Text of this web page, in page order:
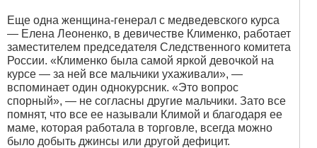
Еще одна женщина-генерал с медведевского курса
— Елена Леоненко, в девичестве Клименко, работает
заместителем председателя Следственного комитета
России. «Клименко была самой яркой девочкой на
курсе — за ней все мальчики ухаживали», —
вспоминает один однокурсник. «Это вопрос
спорный», — не согласны другие мальчики. Зато все
помнят, что все ее называли Климой и благодаря ее
маме, которая работала в торговле, всегда можно
было добыть джинсы или другой дефицит.